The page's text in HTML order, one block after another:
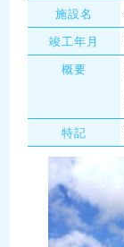
施設名
竣工年月
概要
特記